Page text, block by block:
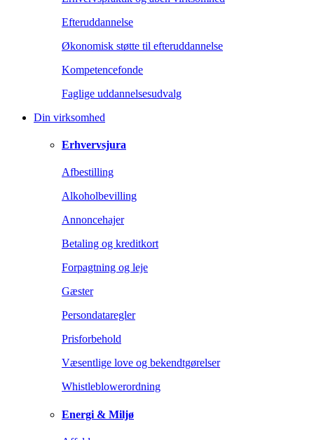
Efteruddannelse
Økonomisk støtte til efteruddannelse
Kompetencefonde
Faglige uddannelsesudvalg
Din virksomhed
Erhvervsjura
Afbestilling
Alkoholbevilling
Annoncehajer
Betaling og kreditkort
Forpagtning og leje
Gæster
Persondataregler
Prisforbehold
Væsentlige love og bekendtgørelser
Whistleblowerordning
Energi & Miljø